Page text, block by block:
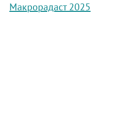
Макрорадаст 2025